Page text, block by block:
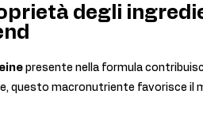
degli
presente nella formula
questo macronutriente favorisce il